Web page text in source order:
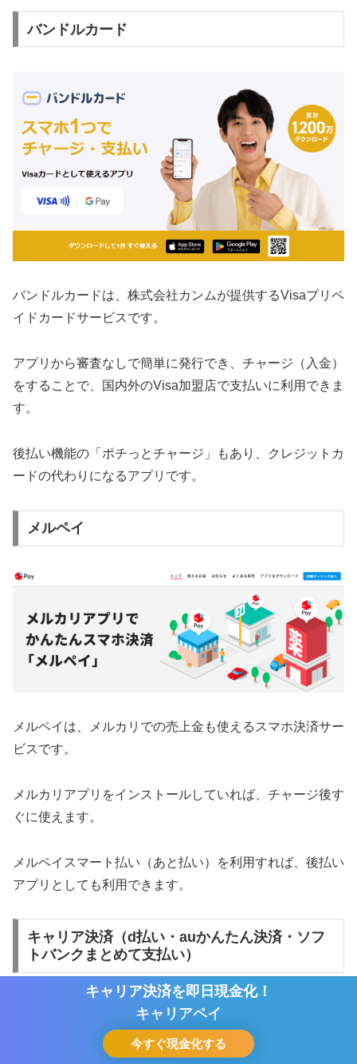
バンドルカード
バンドルカードは、株式会社カンムが提供するVisaプリペ
イドカードサービスです。
アプリから審査なしで簡単に発行でき、チャージ（入金）
をすることで、国内外のVisa加盟店で支払いに利用できま
す。
後払い機能の「ポチっとチャージ」もあり、クレジットカ
ードの代わりになるアプリです。
メルペイ
メルペイは、メルカリでの売上金も使えるスマホ決済サー
ビスです。
メルカリアプリをインストールしていれば、チャージ後す
ぐに使えます。
メルペイスマート払い（あと払い）を利用すれば、後払い
アプリとしても利用できます。
キャリア決済（d払い・auかんたん決済・ソフ
トバンクまとめて支払い）
キャリア決済とは携帯料金と一緒に翌月支払える後払いの
仕組みで、携帯電話会社毎にそれぞれ対応したキャリア決
キャリア決済を即日現金化！
キャリアペイ
今すぐ現金化する
キャリア決済を即日現金化！
キャリアペイ
今すぐ現金化する
シェア トップ